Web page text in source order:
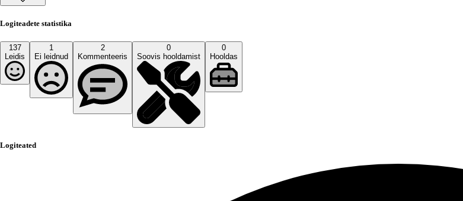
Logiteadete statistika
137
Leidis
1
Ei leidnud
2
Kommenteeris
0
Soovis hooldamist
0
Hooldas
Logiteated